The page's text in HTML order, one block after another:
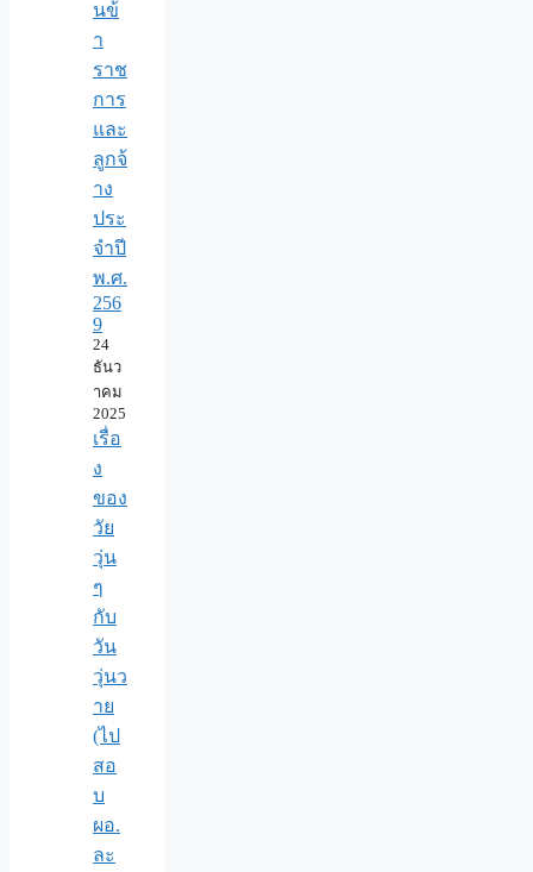
นข้
า
ราช
การ
และ
ลูกจ้
าง
ประ
จำปี
พ.ศ.​
256
9
24
ธันว
าคม
2025
เรื่อ
ง
ของ
วัย
วุ่น
ๆ
กับ
วัน
วุ่นว
าย
(ไป
สอ
บ
ผอ.
ละ